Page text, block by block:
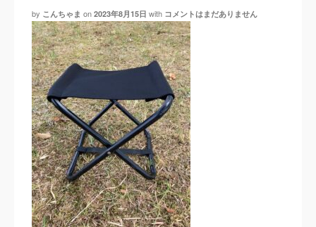
by こんちゃま on 2023年8月15日 with コメントはまだありません